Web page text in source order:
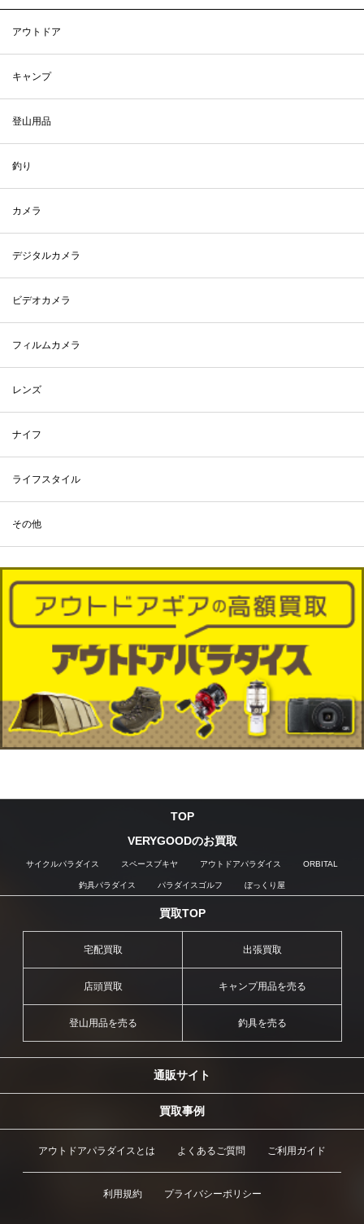
アウトドア
キャンプ
登山用品
釣り
カメラ
デジタルカメラ
ビデオカメラ
フィルムカメラ
レンズ
ナイフ
ライフスタイル
その他
TOP
VERYGOODのお買取
サイクルパラダイス スペースブキヤ アウトドアパラダイス ORBITAL
釣具パラダイス パラダイスゴルフ ぼっくり屋
買取TOP
宅配買取 出張買取
店頭買取 キャンプ用品を売る
登山用品を売る 釣具を売る
通販サイト
買取事例
アウトドアパラダイスとは よくあるご質問 ご利用ガイド
利用規約 プライバシーポリシー